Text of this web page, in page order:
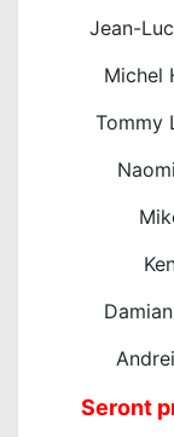
Jean-
Michel
Tommy
Seront